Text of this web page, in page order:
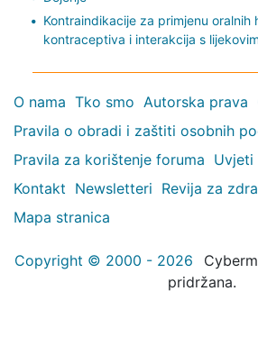
Kontraindikacije za primjenu oralnih
kontraceptiva i interakcija s
O nama Tko smo Autorska prava
Pravila o obradi i zaštiti osobnih
Pravila za korištenje foruma Uvjeti
Kontakt Newsletteri Revija za
Mapa stranica
Copyright © 2000 - 2026
pridržana.